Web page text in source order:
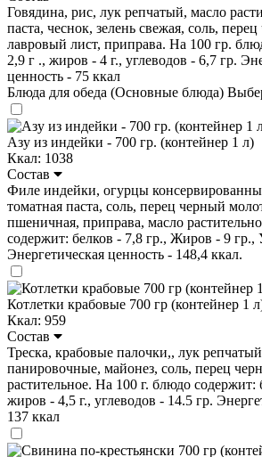
Говядина, рис, лук репчатый, масло
паста, чеснок, зелень свежая, соль,
лавровый лист, приправа. На 100 гр.
2,9 г ., жиров - 4 г., углеводов - 6,7 гр.
ценность - 75 ккал
Блюда для обеда (Основные блюда)
Азу из индейки - 700 гр. (контейнер 1 л)
Ккал: 1038
Состав
Филе индейки, огурцы
томатная паста, соль, перец черный
пшеничная, приправа, масло
содержит: белков - 7,8 гр., Жиров - 9 гр.,
Энергетическая ценность - 148,4 ккал.
Котлетки крабовые 700 гр (контейнер 1
Ккал: 959
Состав
Треска, крабовые палочки,, лук
панировочные, майонез, соль, перец
растительное. На 100 г. блюдо содержит:
жиров - 4,5 г., углеводов - 14.5 гр.
137 ккал